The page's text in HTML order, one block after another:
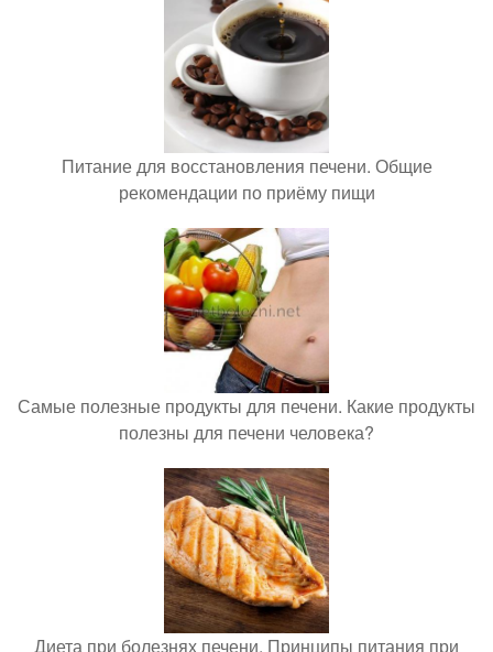
Питание для восстановления печени. Общие
рекомендации по приёму пищи
Самые полезные продукты для печени. Какие продукты
полезны для печени человека?
Диета при болезнях печени. Принципы питания при